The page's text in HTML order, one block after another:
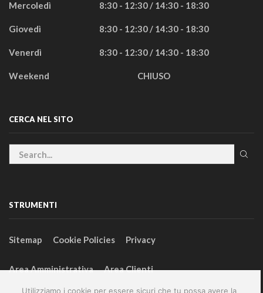
Utilizziamo i cookie per essere sicuri che tu possa avere la
Mercoledì 8:30 - 12:30 / 14:30 - 18:30
Giovedì 8:30 - 12:30 / 14:30 - 18:30
Venerdì 8:30 - 12:30 / 14:30 - 18:30
Weekend CHIUSO
CERCA NEL SITO
STRUMENTI
Sitemap Cookie Policies Privacy
Area Amministrativa Area Clienti